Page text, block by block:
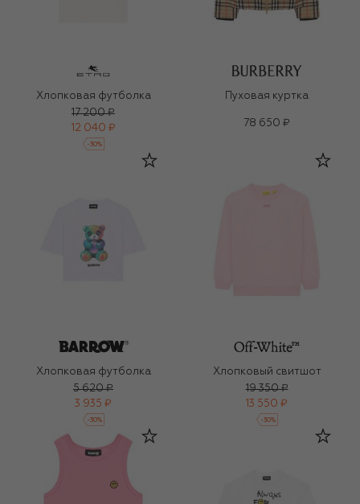
Хлопковая футболка
17 200 ₽
12 040 ₽
-30%
Пуховая куртка
78 650 ₽
Хлопковая футболка
5 620 ₽
3 935 ₽
-30%
Хлопковый свитшот
19 350 ₽
13 550 ₽
-30%